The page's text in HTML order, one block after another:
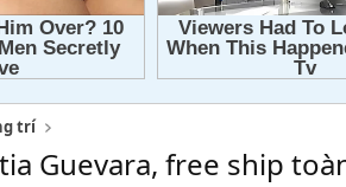
trí
Guevara, free ship